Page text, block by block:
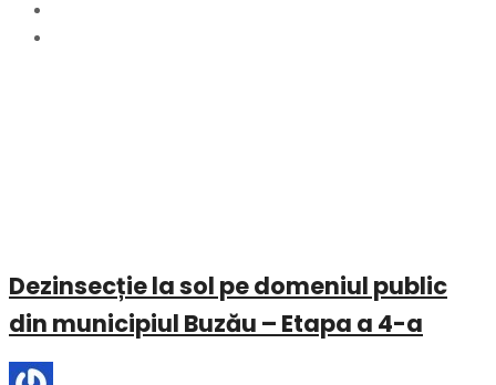
Dezinsecție la sol pe domeniul public
din municipiul Buzău – Etapa a 4-a